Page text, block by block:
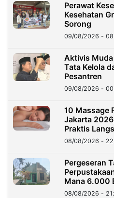
Perawat
Kesehatan
Sorong
09/08/2026 -
Aktivis
Tata Kelola
Pesantren
09/08/2026 -
10 Massage
Jakarta
Praktis
08/08/2026 -
Pergeseran
Mana 6.000
Kini?
08/08/2026 -